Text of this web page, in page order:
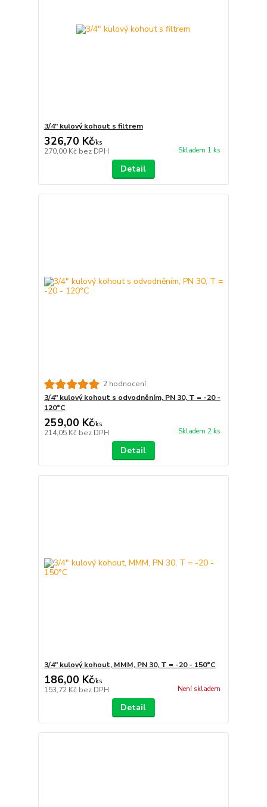
3/4" kulový kohout s filtrem
326,70 Kč/ks
270,00 Kč bez DPH Skladem 1 ks
Detail
2 hodnocení
3/4" kulový kohout s odvodněním, PN 30, T = -20 -
120°C
259,00 Kč/ks
214,05 Kč bez DPH Skladem 2 ks
Detail
3/4" kulový kohout, MMM, PN 30, T = -20 - 150°C
186,00 Kč/ks
153,72 Kč bez DPH Není skladem
Detail